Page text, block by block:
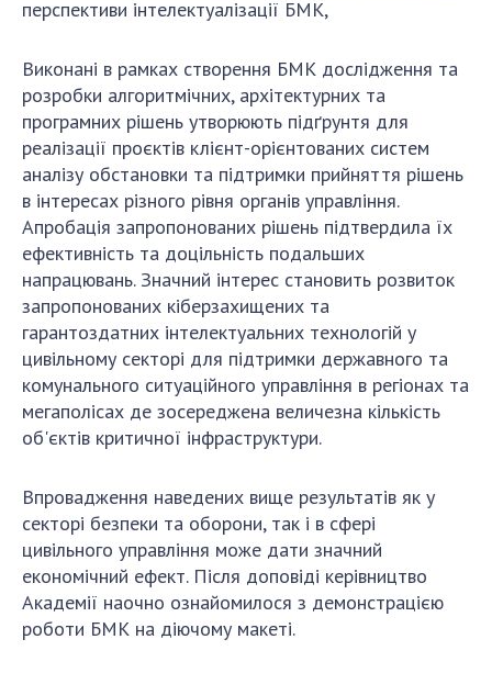
перспективи інтелектуалізації БМК,
Виконані в рамках створення БМК дослідження та
розробки алгоритмічних, архітектурних та
програмних рішень утворюють підґрунтя для
реалізації проєктів клієнт-орієнтованих систем
аналізу обстановки та підтримки прийняття рішень
в інтересах різного рівня органів управління.
Апробація запропонованих рішень підтвердила їх
ефективність та доцільність подальших
напрацювань. Значний інтерес становить розвиток
запропонованих кіберзахищених та
гарантоздатних інтелектуальних технологій у
цивільному секторі для підтримки державного та
комунального ситуаційного управління в регіонах та
мегаполісах де зосереджена величезна кількість
об'єктів критичної інфраструктури.
Впровадження наведених вище результатів як у
секторі безпеки та оборони, так і в сфері
цивільного управління може дати значний
економічний ефект. Після доповіді керівництво
Академії наочно ознайомилося з демонстрацією
роботи БМК на діючому макеті.